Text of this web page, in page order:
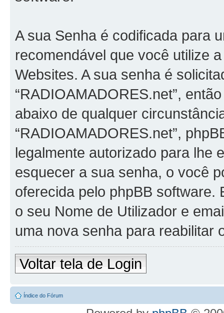
A sua Senha é codificada para
recomendável que você utilize
Websites. A sua senha é
“RADIOAMADORES.net”,
abaixo de qualquer
“RADIOAMADORES.net”,
legalmente autorizado para lhe
esquecer a sua senha, o você
oferecida pelo phpBB software.
o seu Nome de Utilizador e
uma nova senha para reabilitar
Voltar tela de Login
Índice do Fórum